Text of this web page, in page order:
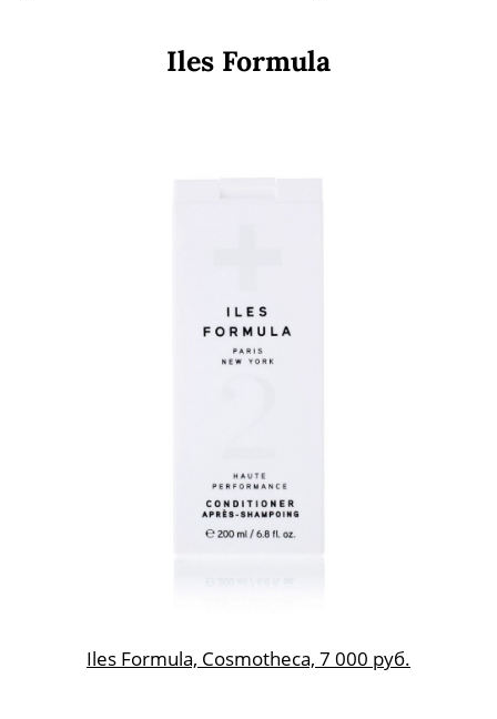
Iles Formula
Iles Formula, Cosmotheca, 7 000 руб.